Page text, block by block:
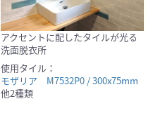
アクセントに配したタイルが光る
洗面脱衣所
使用タイル：
モザリア M7532P0 / 300x75mm
他2種類